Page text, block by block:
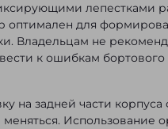
лепестками
оптимален для
Владельцам не
к ошибкам
на задней части корпуса
Использование